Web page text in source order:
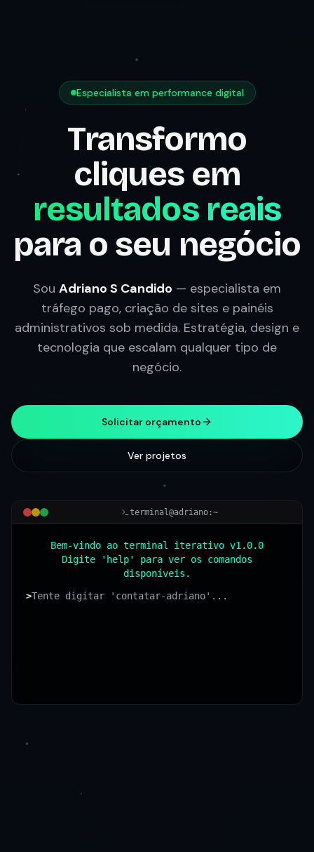
Especialista em performance digital
Transformo
cliques em
resultados reais
para o seu negócio
Sou Adriano S Candido — especialista em
tráfego pago, criação de sites e painéis
administrativos sob medida. Estratégia, design e
tecnologia que escalam qualquer tipo de
negócio.
Solicitar orçamento
Ver projetos
terminal@adriano:~
Bem-vindo ao terminal iterativo v1.0.0
Digite 'help' para ver os comandos
disponíveis.
>